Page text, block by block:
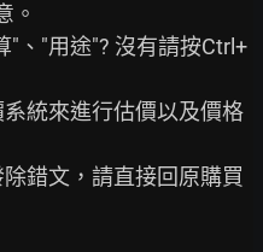
。
"、"用途"? 沒有請按Ctrl+
統來進行估價以及價格
錯文，請直接回原購買